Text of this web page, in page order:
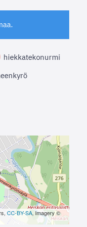
hiekkatekonurmi
CC-BY-SA, Imagery ©